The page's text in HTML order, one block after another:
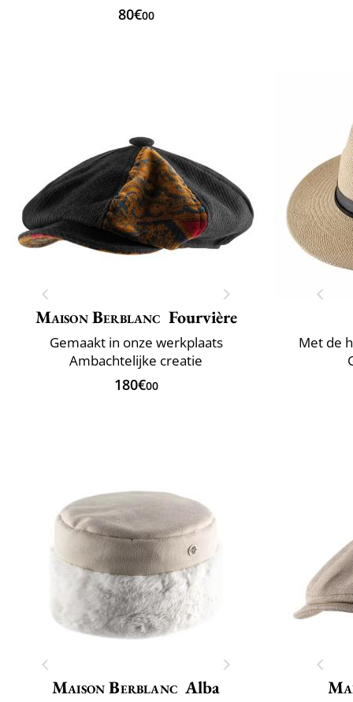
80€00
Maison Berblanc Fourvière
Gemaakt in onze werkplaats
Ambachtelijke creatie
180€00
Met de
Maison Berblanc Alba